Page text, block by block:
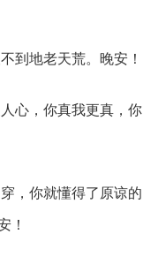
到地老天荒。晚安！
心，你真我更真，你
，你就懂得了原谅的
！